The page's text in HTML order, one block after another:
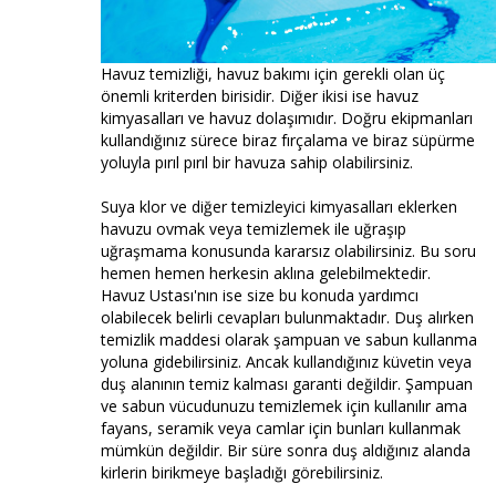
Havuz temizliği, havuz bakımı için gerekli olan üç
önemli kriterden birisidir. Diğer ikisi ise havuz
kimyasalları ve havuz dolaşımıdır. Doğru ekipmanları
kullandığınız sürece biraz fırçalama ve biraz süpürme
yoluyla pırıl pırıl bir havuza sahip olabilirsiniz.
Suya klor ve diğer temizleyici kimyasalları eklerken
havuzu ovmak veya temizlemek ile uğraşıp
uğraşmama konusunda kararsız olabilirsiniz. Bu soru
hemen hemen herkesin aklına gelebilmektedir.
Havuz Ustası'nın ise size bu konuda yardımcı
olabilecek belirli cevapları bulunmaktadır. Duş alırken
temizlik maddesi olarak şampuan ve sabun kullanma
yoluna gidebilirsiniz. Ancak kullandığınız küvetin veya
duş alanının temiz kalması garanti değildir. Şampuan
ve sabun vücudunuzu temizlemek için kullanılır ama
fayans, seramik veya camlar için bunları kullanmak
mümkün değildir. Bir süre sonra duş aldığınız alanda
kirlerin birikmeye başladığı görebilirsiniz.